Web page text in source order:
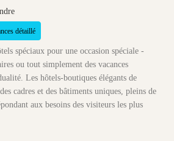
détaillé
spéciaux pour une occasion spéciale -
ou tout simplement des vacances
Les hôtels-boutiques élégants de
cadres et des bâtiments uniques, pleins de
aux besoins des visiteurs les plus